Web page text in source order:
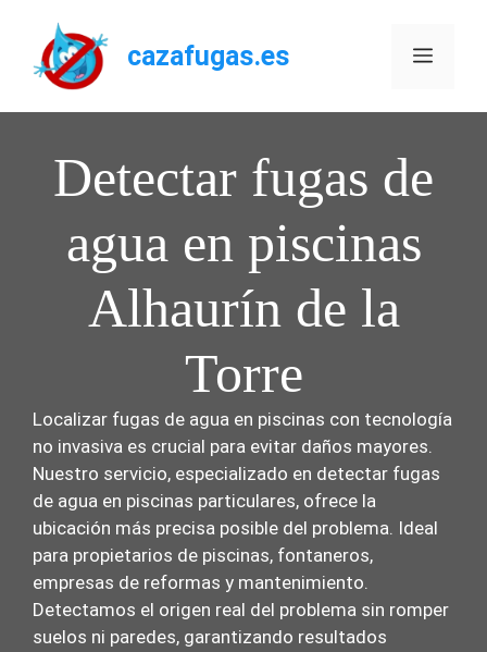
contenido
cazafugas.es Menú
Detectar fugas de
agua en piscinas
Alhaurín de la
Torre
Localizar fugas de agua en piscinas con tecnología
no invasiva es crucial para evitar daños mayores.
Nuestro servicio, especializado en detectar fugas
de agua en piscinas particulares, ofrece la
ubicación más precisa posible del problema. Ideal
para propietarios de piscinas, fontaneros,
empresas de reformas y mantenimiento.
Detectamos el origen real del problema sin romper
suelos ni paredes, garantizando resultados